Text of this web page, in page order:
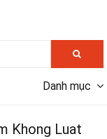
Danh mục
Khong Luat